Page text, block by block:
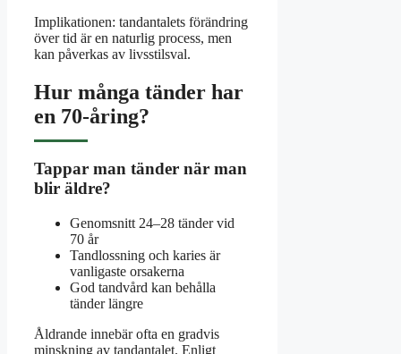
Implikationen: tandantalets förändring
över tid är en naturlig process, men
kan påverkas av livsstilsval.
Hur många tänder har
en 70-åring?
Tappar man tänder när man
blir äldre?
Genomsnitt 24–28 tänder vid
70 år
Tandlossning och karies är
vanligaste orsakerna
God tandvård kan behålla
tänder längre
Åldrande innebär ofta en gradvis
minskning av tandantalet. Enligt